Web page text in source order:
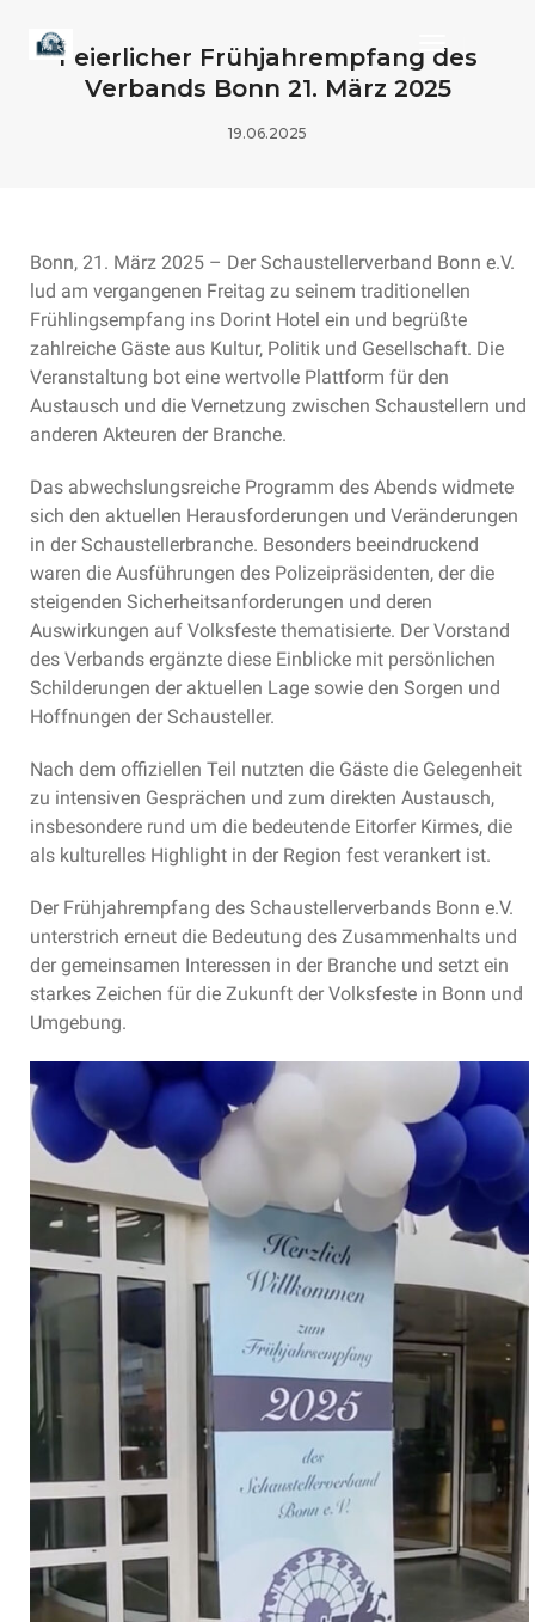
Toggle
Navigation
Feierlicher Frühjahrempfang des
Verbands Bonn 21. März 2025
19.06.2025
Bonn, 21. März 2025 – Der Schaustellerverband Bonn e.V.
lud am vergangenen Freitag zu seinem traditionellen
Frühlingsempfang ins Dorint Hotel ein und begrüßte
zahlreiche Gäste aus Kultur, Politik und Gesellschaft. Die
Veranstaltung bot eine wertvolle Plattform für den
Austausch und die Vernetzung zwischen Schaustellern und
anderen Akteuren der Branche.
Das abwechslungsreiche Programm des Abends widmete
sich den aktuellen Herausforderungen und Veränderungen
in der Schaustellerbranche. Besonders beeindruckend
waren die Ausführungen des Polizeipräsidenten, der die
steigenden Sicherheitsanforderungen und deren
Auswirkungen auf Volksfeste thematisierte. Der Vorstand
des Verbands ergänzte diese Einblicke mit persönlichen
Schilderungen der aktuellen Lage sowie den Sorgen und
Hoffnungen der Schausteller.
Nach dem offiziellen Teil nutzten die Gäste die Gelegenheit
zu intensiven Gesprächen und zum direkten Austausch,
insbesondere rund um die bedeutende Eitorfer Kirmes, die
als kulturelles Highlight in der Region fest verankert ist.
Der Frühjahrempfang des Schaustellerverbands Bonn e.V.
unterstrich erneut die Bedeutung des Zusammenhalts und
der gemeinsamen Interessen in der Branche und setzt ein
starkes Zeichen für die Zukunft der Volksfeste in Bonn und
Umgebung.